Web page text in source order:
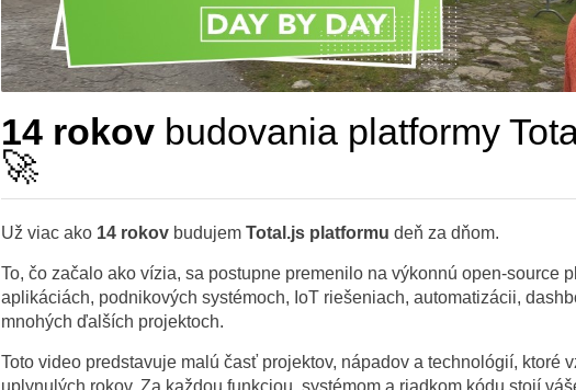
14 rokovbudovania platformy
🚀
Už viac ako 14 rokovbudujem Total.js platformu deň za dňom.
To, čo začalo ako vízia, sa postupne premenilo na výkonnú open-source
aplikáciách, podnikových systémoch, IoT riešeniach, automatizácii,
mnohých ďalších projektoch.
Toto video predstavuje malú časť projektov, nápadov a technológií, ktoré
uplynulých rokov. Za každou funkciou, systémom a riadkom kódu stojí